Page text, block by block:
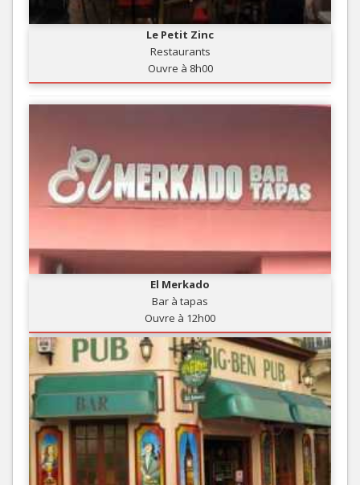
Le Petit Zinc
Restaurants
Ouvre à 8h00
El Merkado
Bar à tapas
Ouvre à 12h00